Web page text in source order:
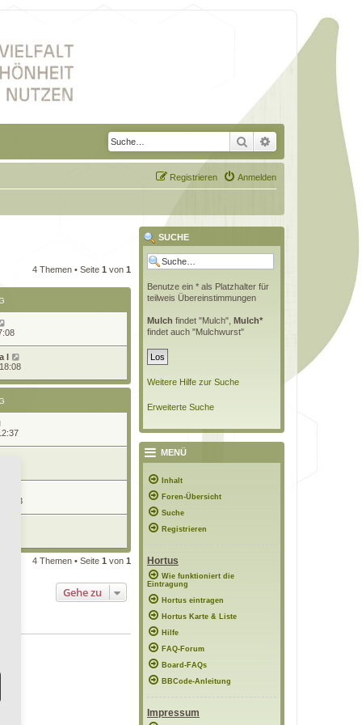
Suche Erweiterte Suche
Anmelden
Registrieren
4 Themen • Seite 1 von 1
l
4 Themen • Seite 1 von 1
Gehe zu
SUCHE
Benutze ein * als Platzhalter für
teilweis Übereinstimmungen
Mulch findet "Mulch", Mulch*
findet auch "Mulchwurst"
Weitere Hilfe zur Suche
Erweiterte Suche
MENÜ
Inhalt
Foren-Übersicht
Suche
Registrieren
Hortus
Wie funktioniert die
Eintragung
Hortus eintragen
Hortus Karte & Liste
Hilfe
FAQ-Forum
Board-FAQs
BBCode-Anleitung
Impressum